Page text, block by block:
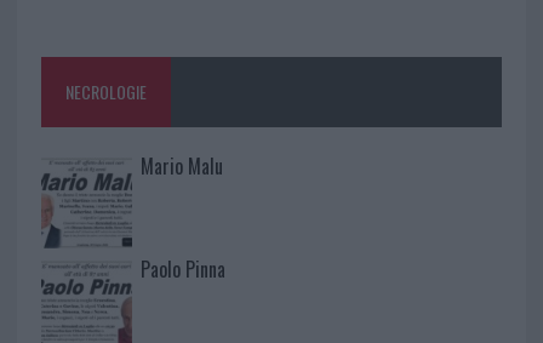
NECROLOGIE
Mario Malu
Paolo Pinna